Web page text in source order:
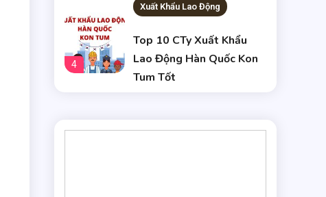
4
Xuất Khẩu Lao Động
Top 10 CTy Xuất Khẩu
Lao Động Hàn Quốc Kon
Tum Tốt